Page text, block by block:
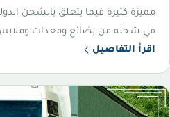
مميزة كثيرة فيما يتعلق بالشحن
في شحنه من بضائع ومعدات
اقرأ التفاصيل